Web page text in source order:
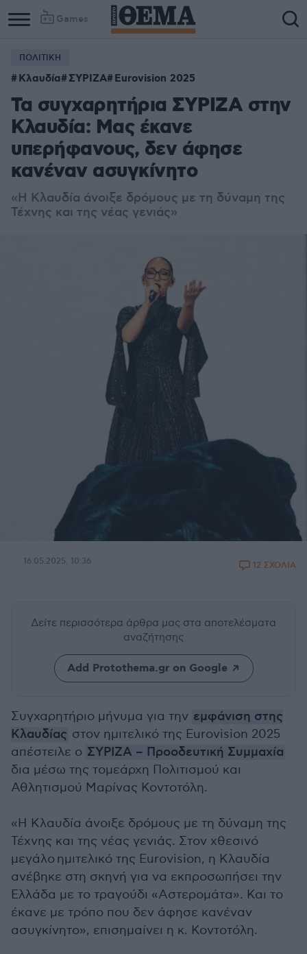
Games
ΠΟΛΙΤΙΚΗ
Κλαυδία ΣΎΡΙΖΑ Eurovision 2025
Τα συγχαρητήρια ΣΥΡΙΖΑ στην
Κλαυδία: Μας έκανε
υπερήφανους, δεν άφησε
κανέναν ασυγκίνητο
«Η Κλαυδία άνοιξε δρόμους με τη δύναμη της
Τέχνης και της νέας γενιάς»
16.05.2025, 10:36 12 ΣΧΟΛΙΑ
Δείτε περισσότερα άρθρα μας στα αποτελέσματα
αναζήτησης
Add Protothema.gr on Google
Συγχαρητήριο μήνυμα για την εμφάνιση στης
Κλαυδίας στον ημιτελικό της Eurovision 2025
απέστειλε ο ΣΥΡΙΖΑ – Προοδευτική Συμμαχία
δια μέσω της τομεάρχη Πολιτισμού και
Αθλητισμού Μαρίνας Κοντοτόλη.
«Η Κλαυδία άνοιξε δρόμους με τη δύναμη της
Τέχνης και της νέας γενιάς. Στον χθεσινό
μεγάλο ημιτελικό της Eurovision, η Κλαυδία
ανέβηκε στη σκηνή για να εκπροσωπήσει την
Ελλάδα με το τραγούδι «Αστερομάτα». Και το
έκανε με τρόπο που δεν άφησε κανέναν
ασυγκίνητο», επισημαίνει η κ. Κοντοτόλη.